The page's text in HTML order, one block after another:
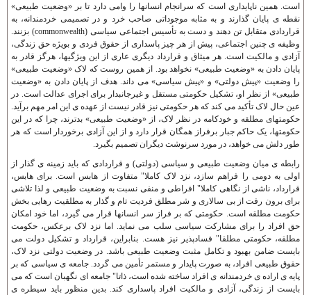
است. همين ناپايداری است که سرانجام انسانها را وامی دارد تا بر «وضعيت طبيعی»
نقطه ی پايان گذارند و به مثابه موجوداتی صاحب خرد و در تصميمی خردمندانه، به
قراردادی متقابل تن دهند و دست به تأسيس اجتماعی سياسی (commonwealth) بزنند.
وظيفه ی چنين اجتماعی، پيش از هر چيز پاسداری از حقوق فردی و بويژه حق زندگی،
آزادی و مالکيت است. هر ميثاق و قرارداد ديگری عاری از اين ويژگيها، هرگز قادر به
پايان دادن به «وضعيت طبيعی» نخواهد بود. از همين روست که لاک «وضعيت طبيعی»
را وضعيت «پيش دولتی» و «پيش سياسی» می داند. هدف از پايان دادن به «وضعيت
طبيعی» از نظر او، تشکيل حکومتی مستقل و غيرجانبدار برای اجرای عدالت است. در
عين حال لاک تأکيد می کند که هر حکومتی نيز قادر نيست از عهده ی اين امر مهم برآيد.
حکومتهای مطلقه و خودکامه در نظر لاک، از «وضعيت طبيعی» بدترند، چرا که در اين
حکومتها، يک حاکم جبار برفراز همگان قرار دارد و از اين آزادی برخوردار است که هر
طور دلش می خواهد، در مورد سرنوشت ديگران تصميم بگيرد.
رابطه ی ميان وضعيت طبيعی و سياسی (دولتی) و قراردادی که بايد زمينه ی گذار از
اولی به دومی را فراهم سازد، نزد لاک کاملا" متفاوت از هابس است. برای هابس،
قرارداد، ناشی از نگاهی کاملا" افراطی و منفی نسبت به وضعيت طبيعی و لذا تلاشی
برای برون رفت از بی سالاری و شر مطلق فرديت تام و گذار به مطلقيت رهايی بخش
حکومت مطلقه است. حکومتی که بر فراز سر انسانها قرار می گيرد، اما خود امکان
حق افراد را برای مشارکت سياسی سلب می نمايد. اما نزد لاک برعکس، حکومت
مطلقه، حکومتی مطلقا" فسادپذير نيز هست. بنابراين، قرارداد و تشکيل دولت می
بايست ضامن بهبود و تکامل مثبت وضعيت طبيعی باشد. در وضعيت دولتی نزد لاک،
حقوق طبيعی افراد، به صورت پايدار و مستمر تأمين می گردد. جامعه ی سياسی که بر
پايه ی اراده ی خردمندانه ی افراد ساخته شده است، ذاتا" جامعه ای نگهبان است که می
بايست از زندگی، آزادی و مالکيت افراد پاسداری کند. بدين منظور بايد سيطره ی